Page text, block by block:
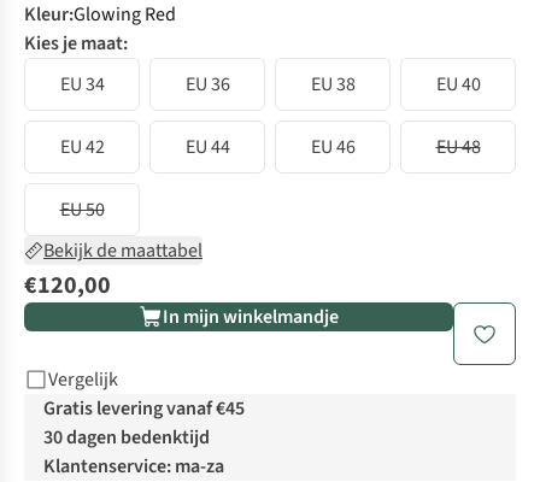
Kleur:Glowing Red
Kies je maat:
EU 34
EU 36 EU 38 EU 40
EU 42 EU 44 EU 46 EU 48
EU 50
Bekijk de maattabel
€120,00
In mijn winkelmandje
Vergelijk
Gratis levering vanaf €45
30 dagen bedenktijd
Klantenservice: ma-za